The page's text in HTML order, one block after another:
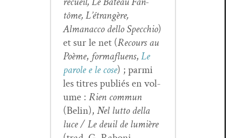
tôme, L’é­trangère,
Almanac­co del­lo Spec­chio)
et sur le net (Recours au
Poème, for­maflu­ens, Le
parole e le cose) ; par­mi
les titres pub­liés en vol­
ume : Rien com­mun
(Belin), Nel lut­to del­la
luce / Le deuil de lumière